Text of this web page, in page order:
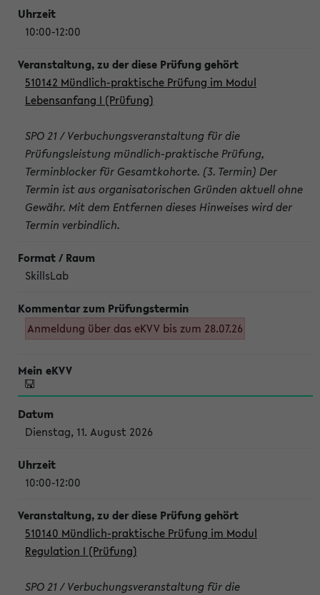
10:00-12:00
510142 Mündlich-praktische Prüfung im Modul
Lebensanfang I (Prüfung)
SPO 21 / Verbuchungsveranstaltung für die
Prüfungsleistung mündlich-praktische Prüfung,
Terminblocker für Gesamtkohorte. (3. Termin) Der
Termin ist aus organisatorischen Gründen aktuell ohne
Gewähr. Mit dem Entfernen dieses Hinweises wird der
Termin verbindlich.
SkillsLab
Anmeldung über das eKVV bis zum 28.07.26
Dienstag, 11. August 2026
10:00-12:00
510140 Mündlich-praktische Prüfung im Modul
Regulation I (Prüfung)
SPO 21 / Verbuchungsveranstaltung für die